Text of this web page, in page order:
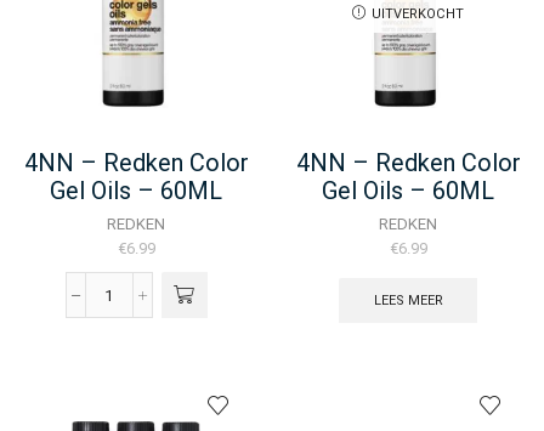
aantal
4NN – Redken Color
Gel Oils – 60ML
REDKEN
€6.99
4NN
Oils
UITVERKOCHT
4NN – Redken Color
Gel Oils – 60ML
REDKEN
€6.99
LEES MEER